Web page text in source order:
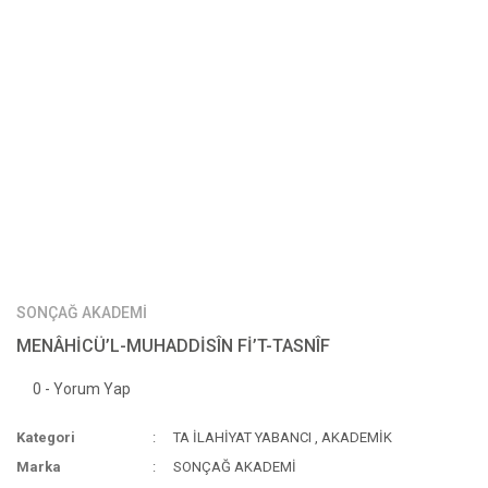
SONÇAĞ AKADEMİ
MENÂHİCÜ’L-MUHADDİSÎN Fİ’T-TASNÎF
0 - Yorum Yap
Kategori TA İLAHİYAT YABANCI ,AKADEMİK
Marka
SONÇAĞ AKADEMİ